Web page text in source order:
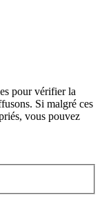
pour vérifier la
Si malgré ces
vous pouvez